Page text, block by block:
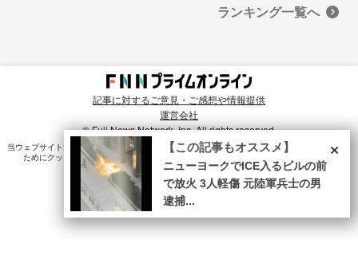
ランキング一覧へ
記事に対するご意見・ご感想や情報提供
運営会社
© Fuji News Network, Inc. All rights reserved.
当ウェブサイトでは、ユーザのニーズ・興味・関⼼に合致したコンテンツや広告配信を提供する
ためにクッキーを使⽤しています。詳細は、
プライバシーポリシー をご確認ください。×
【この記事もオススメ】
ニューヨークでICE入るビルの前
で放火 3人軽傷 元陸軍兵士の男
逮捕...